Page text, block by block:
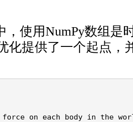
，使用NumPy数组是
化提供了一个起点，
on each body in the